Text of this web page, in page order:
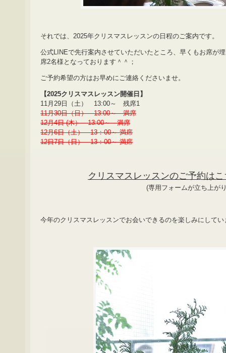
それでは、2025年クリスマスレッスンの日程のご案内です。
公式LINEで先行案内させていただいたところ、早くもお席が
席2名様となっております＾＾；
ご予約希望の方はお早めにご連絡くださいませ。
【2025クリスマスレッスン開催日】
11月29日（土） 13:00～ 残席1
11月30日（日） 13:00～ 満席
12月4日 (木） 13:00～ 満席
12月6日（土） 13：00～ 満席
12日7日（日） 13：00～ 満席
クリスマスレッスンのご予約は
(専用フォームが立ち上が
今年のクリスマスレッスンでお会いできるのを楽しみにしてい